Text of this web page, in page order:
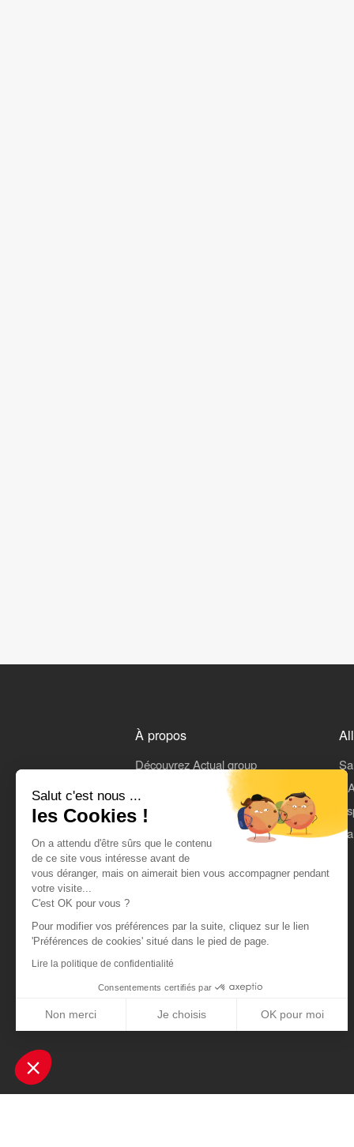
Salut c'est nous ...
les Cookies !
On a attendu d'être sûrs que le contenu
de ce site vous intéresse avant de
vous déranger, mais on aimerait bien vous accompagner pendant
votre visite...
C'est OK pour vous ?
Pour modifier vos préférences par la suite, cliquez sur le lien
'Préférences de cookies' situé dans le pied de page.
Lire la politique de confidentialité
Consentements certifiés par
Non merci Je choisis OK pour moi
Notre plateforme vous permet d'adapter et de gérer vos
À propos
Découvrez Actual group
On parle de nous
CGU
Données personnelles